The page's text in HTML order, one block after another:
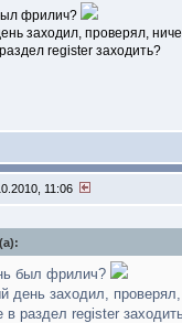
фрилич?
заходил, проверял,
register заходить?
11:06
был фрилич?
день заходил,
в раздел register